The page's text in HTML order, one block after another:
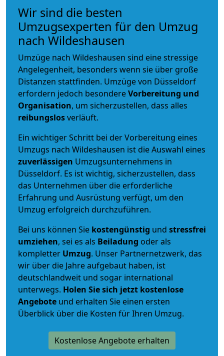
Wir sind die besten
Umzugsexperten für den Umzug
nach Wildeshausen
Umzüge nach Wildeshausen sind eine stressige
Angelegenheit, besonders wenn sie über große
Distanzen stattfinden. Umzüge von Düsseldorf
erfordern jedoch besondereVorbereitung und
Organisation, um sicherzustellen, dass alles
reibungslosverläuft.
Ein wichtiger Schritt bei der Vorbereitung eines
Umzugs nach Wildeshausen ist die Auswahl eines
zuverlässigen Umzugsunternehmens in
Düsseldorf. Es ist wichtig, sicherzustellen, dass
das Unternehmen über die erforderliche
Erfahrung und Ausrüstung verfügt, um den
Umzug erfolgreich durchzuführen.
Bei uns können Sie kostengünstig und stressfrei
umziehen, sei es als Beiladung oder als
kompletter Umzug. Unser Partnernetzwerk, das
wir über die Jahre aufgebaut haben, ist
deutschlandweit und sogar international
unterwegs. Holen Sie sich jetzt kostenlose
Angebote und erhalten Sie einen ersten
Überblick über die Kosten für Ihren Umzug.
Kostenlose Angebote erhalten